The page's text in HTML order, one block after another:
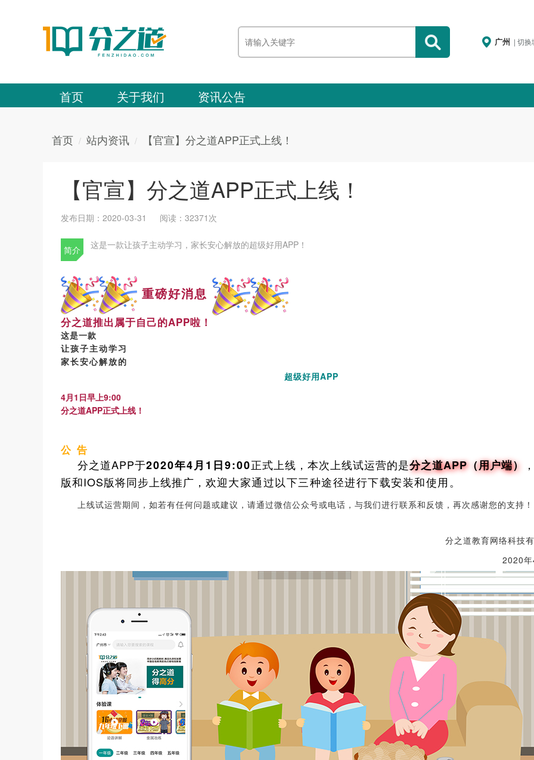
广州 | 切换
首页 关于我们 资讯公告
首页 站内资讯 【官宣】分之道APP正式上线！
【官宣】分之道APP正式上线！
发布日期：2020-03-31 阅读：32371次
简介 这是一款让孩子主动学习，家长安心解放的超级好用APP！
重磅好消息
分之道推出属于自己的APP啦！
这是一款
让孩子主动学习
家长安心解放的
超级好用APP
4月1日早上9:00
分之道APP正式上线！
公 告
分之道APP于2020年4月1日9:00正式上线， 本次上线试运营的是分之道APP（用户端）
版和IOS版将同步上线推广，欢迎大家通过以下三种途径进行下载安装和使用。
上线试运营期间，如若有任何问题或建议，请通过微信公众号或电话，与我们进行联系和反馈，再次感谢您的支持！
分之道教育网络科技
2020年4月